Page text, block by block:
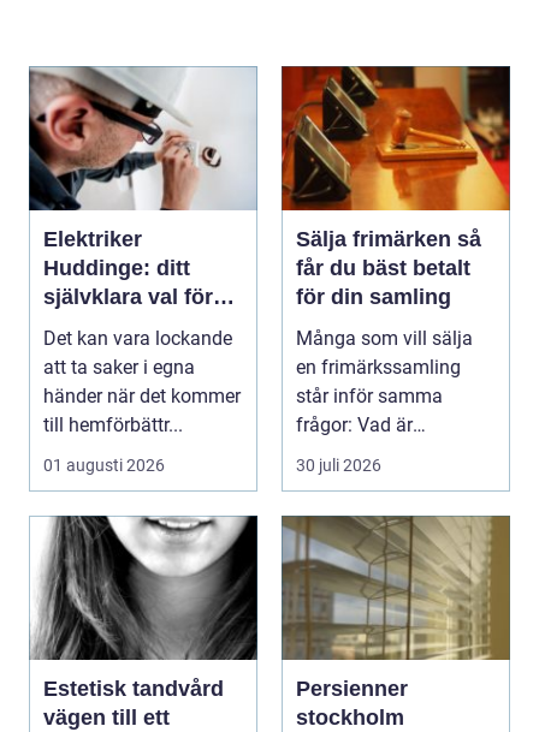
Elektriker
Huddinge: ditt
självklara val för
säker elinstallation
Det kan vara lockande
att ta saker i egna
händer när det kommer
till hemförbättr...
01 augusti 2026
Sälja frimärken så
får du bäst betalt
för din samling
Många som vill sälja
en frimärkssamling
står inför samma
frågor: Vad är
samlingen värd? Var
vänder m...
30 juli 2026
Estetisk tandvård
vägen till ett
Persienner
stockholm